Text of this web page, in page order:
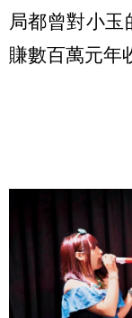
局都曾對小
賺數百萬元年